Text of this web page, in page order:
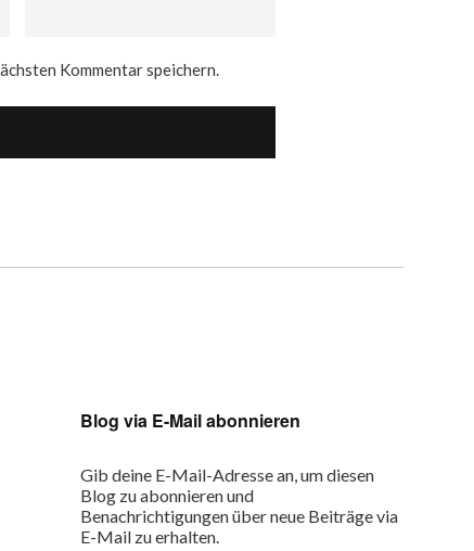
Kommentar speichern.
Blog via E-Mail abonnieren
Gib deine E-Mail-Adresse an, um diesen
Blog zu abonnieren und
Benachrichtigungen über neue Beiträge via
E-Mail zu erhalten.